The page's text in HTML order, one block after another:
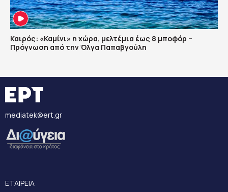
Καιρός: «Καμίνι» η χώρα, μελτέμια έως 8 μποφόρ –
Πρόγνωση από την Όλγα Παπαβγούλη
mediatek@ert.gr
ΕΤΑΙΡΕΙΑ